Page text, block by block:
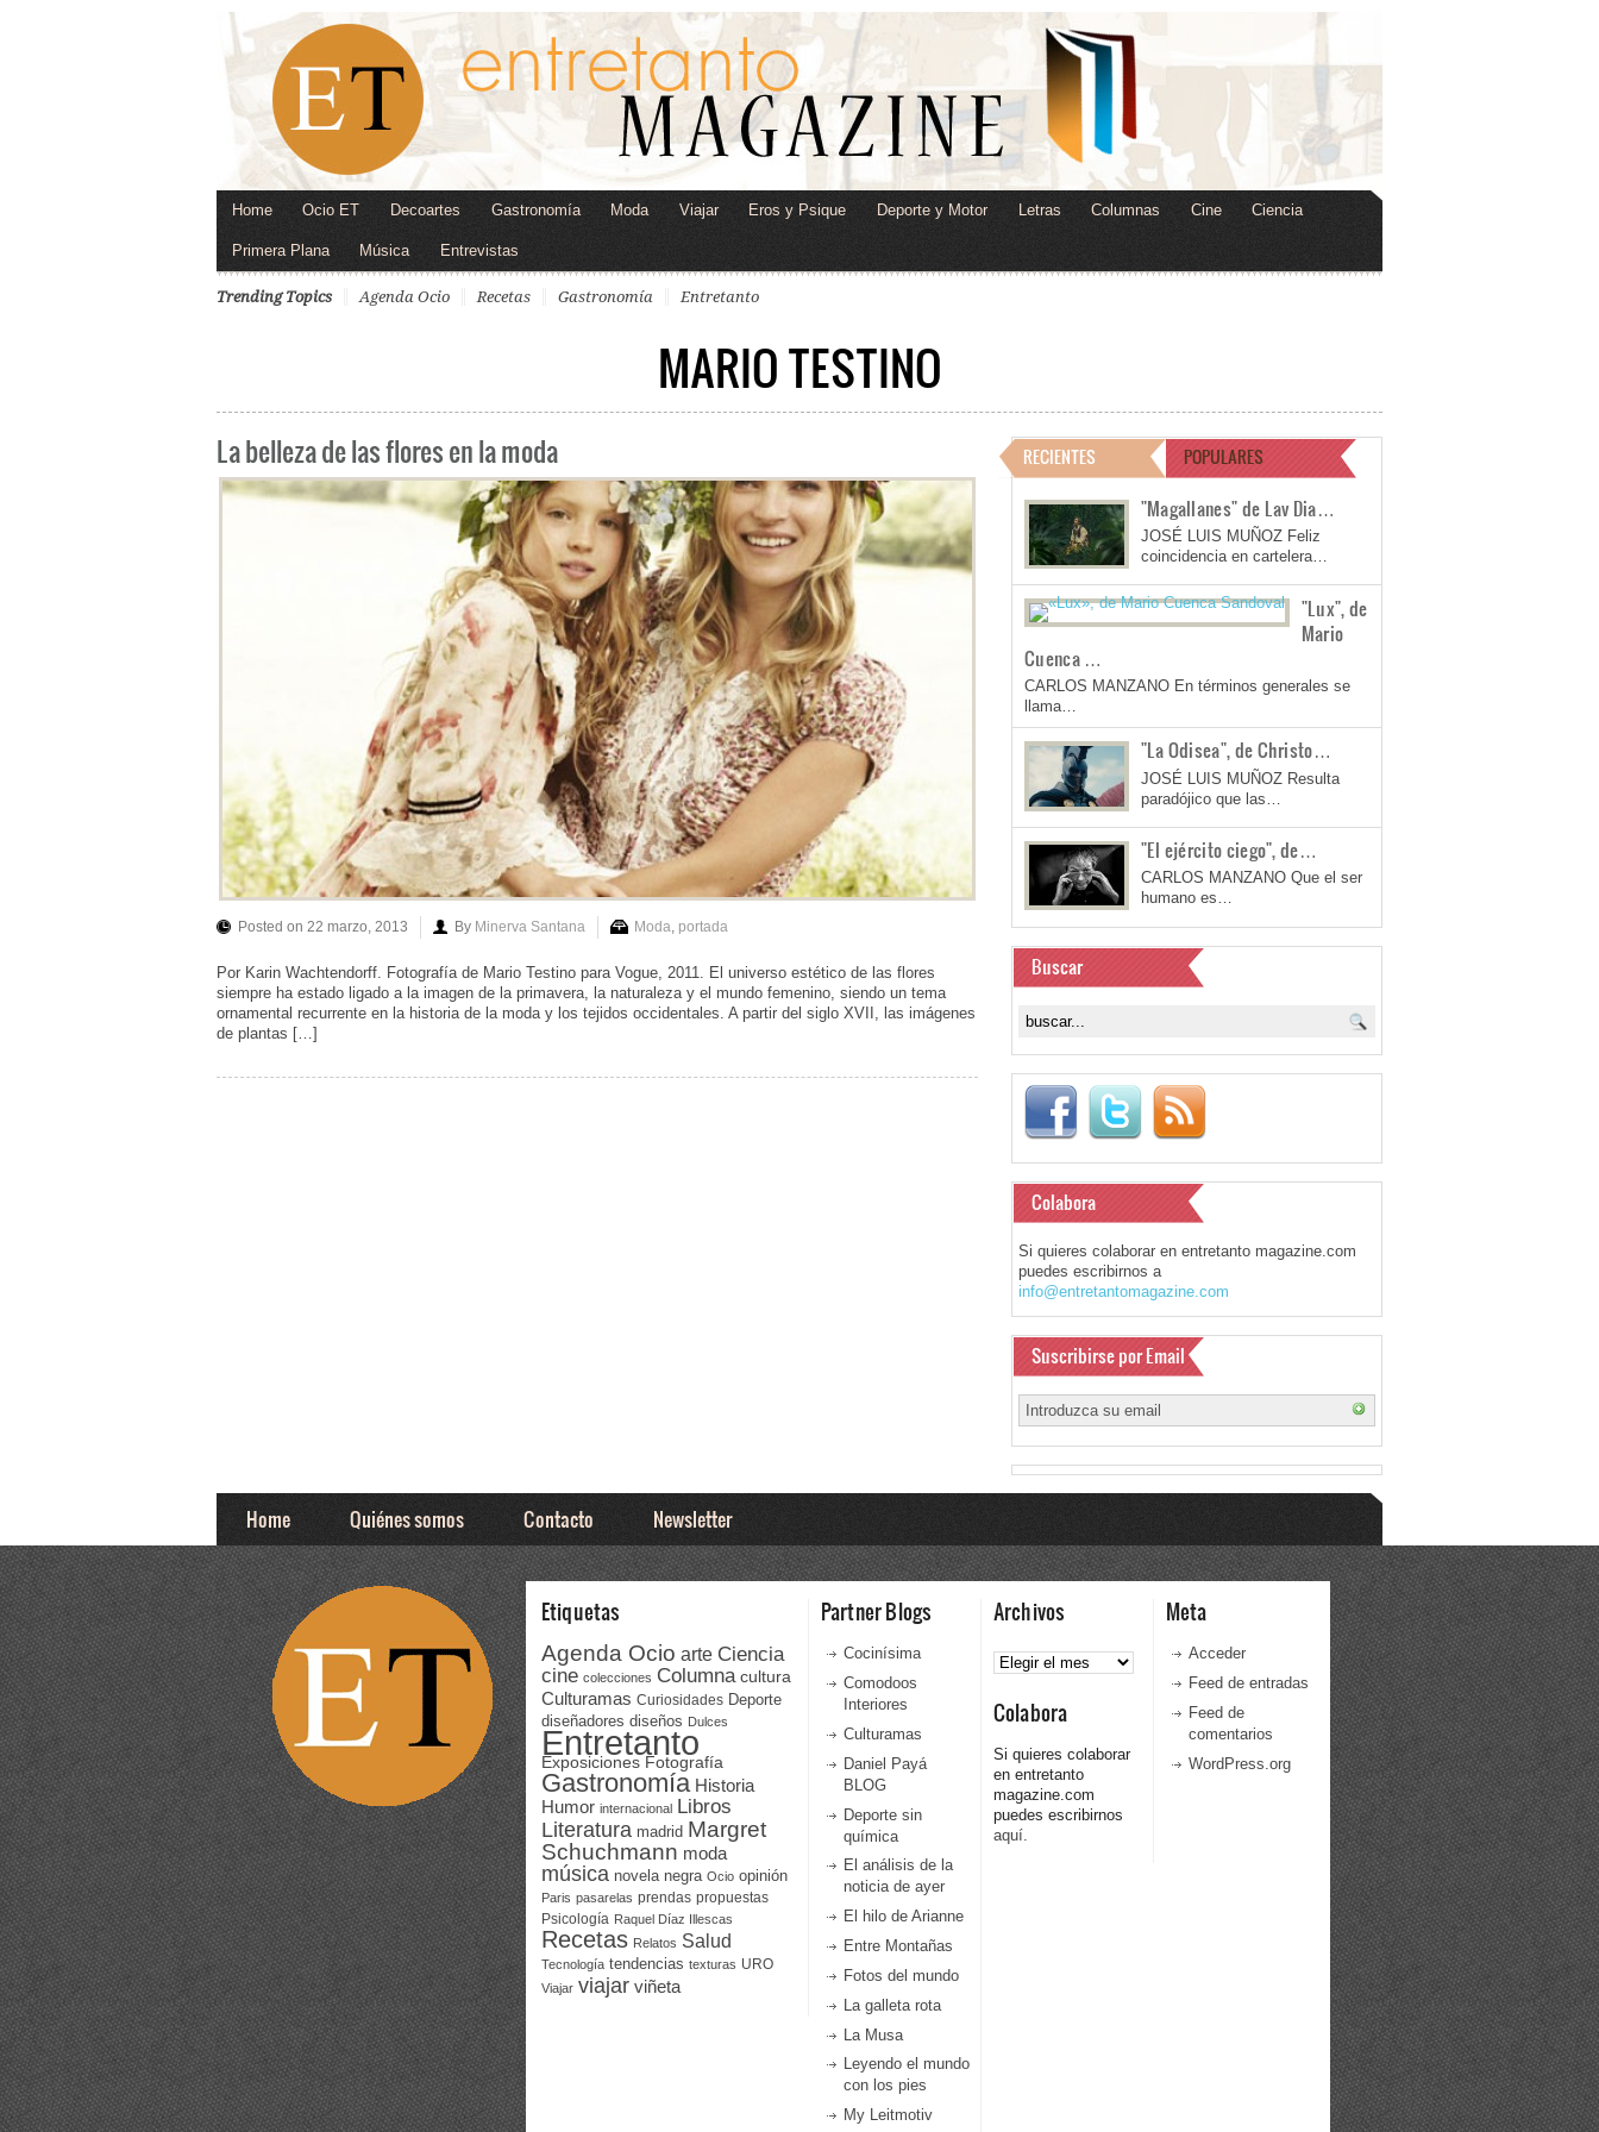
Home Ocio ET Decoartes Gastronomía Moda Viajar Eros y Psique Deporte y Motor Letras Columnas Cine Ciencia
Primera Plana Música Entrevistas
Trending Topics Agenda Ocio Recetas Gastronomía Entretanto
MARIO TESTINO
La belleza de las flores en la moda
Posted on 22 marzo, 2013 By Minerva Santana Moda portada
Por Karin Wachtendorff. Fotografía de Mario Testino para Vogue, 2011. El universo estético de las flores
siempre ha estado ligado a la imagen de la primavera, la naturaleza y el mundo femenino, siendo un tema
ornamental recurrente en la historia de la moda y los tejidos occidentales. A partir del siglo XVII, las imágenes
de plantas […]
RECIENTES POPULARES
"Magallanes" de Lav Dia…
JOSÉ LUIS MUÑOZ Feliz
coincidencia en cartelera…
"Lux", de
Mario
Cuenca …
CARLOS MANZANO En términos generales se
llama…
"La Odisea", de Christo…
JOSÉ LUIS MUÑOZ Resulta
paradójico que las…
"El ejército ciego", de…
CARLOS MANZANO Que el ser
humano es…
Buscar
Colabora
Si quieres colaborar en entretanto magazine.com
puedes escribirnos a
info@entretantomagazine.com
Suscribirse por Email
Home Quiénes somos Contacto Newsletter
Etiquetas
Agenda Ocio arte Ciencia
cine colecciones Columna cultura
Culturamas Curiosidades Deporte
diseñadores diseños Dulces
Entretanto
Exposiciones Fotografía
Gastronomía Historia
Humor internacional Libros
Literatura madrid Margret
Schuchmann moda
música novela negra Ocio opinión
Paris pasarelas prendas propuestas
Psicología Raquel Díaz Illescas
Recetas Relatos Salud
Tecnología tendencias texturas URO
Viajar viajar viñeta
Partner Blogs
Cocinísima
Comodoos
Interiores
Culturamas
Daniel Payá
BLOG
Deporte sin
química
El análisis de la
noticia de ayer
El hilo de Arianne
Entre Montañas
Fotos del mundo
La galleta rota
La Musa
Leyendo el mundo
con los pies
My Leitmotiv
Archivos
Archivos
Colabora
Si quieres colaborar
en entretanto
magazine.com
puedes escribirnos
aquí.
Meta
Acceder
Feed de entradas
Feed de
comentarios
WordPress.org